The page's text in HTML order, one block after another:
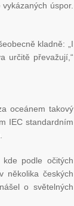
úspor.
kladně: „I
určitě převažují,“
oceánem takový
IEC standardním
podle očitých
několika českých
o světelných